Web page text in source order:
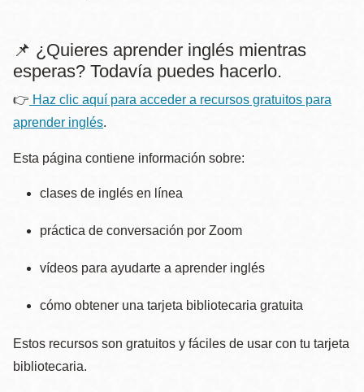
📌 ¿Quieres aprender inglés mientras
esperas? Todavía puedes hacerlo.
👉 Haz clic aquí para acceder a recursos gratuitos para
aprender inglés.
Esta página contiene información sobre:
clases de inglés en línea
práctica de conversación por Zoom
vídeos para ayudarte a aprender inglés
cómo obtener una tarjeta bibliotecaria gratuita
Estos recursos son gratuitos y fáciles de usar con tu tarjeta
bibliotecaria.